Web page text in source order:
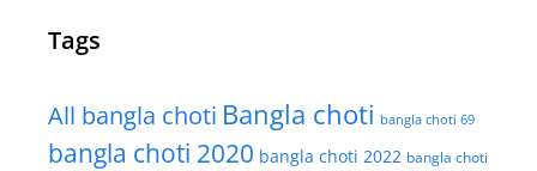
Tags
All bangla choti Bangla choti bangla choti 69
bangla choti 2020 bangla choti 2022 bangla choti